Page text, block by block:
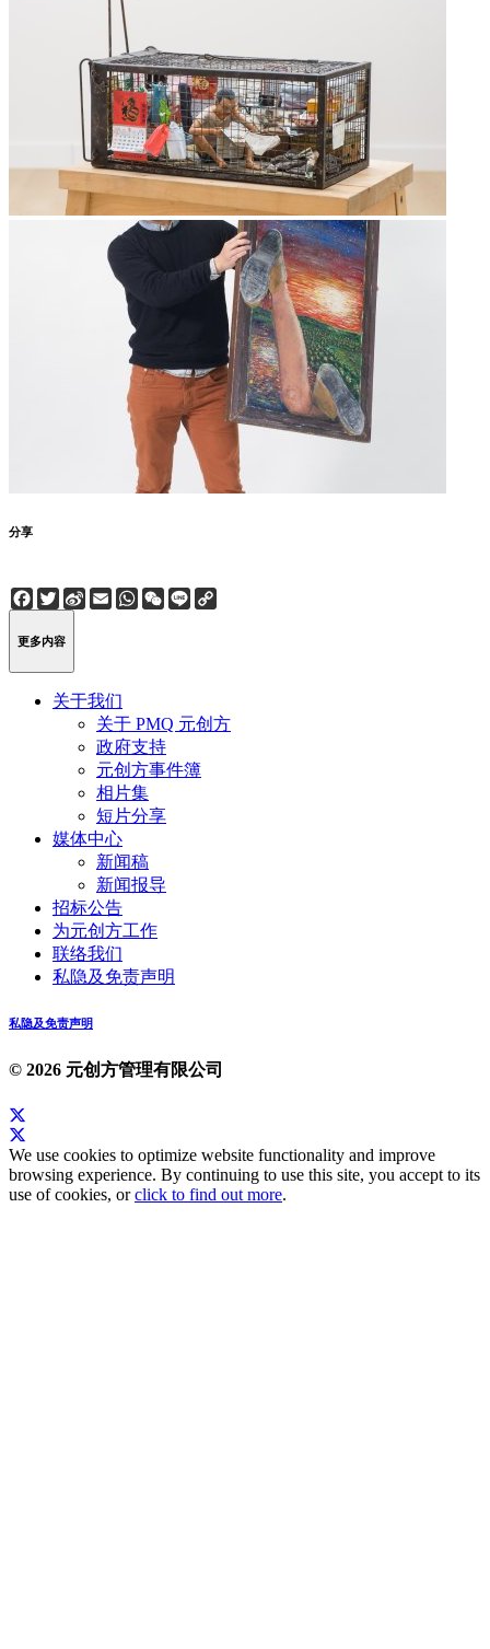
分享
Facebook
Twitter
Sina
Weibo
EmailWhatsApp
WeChat
Line
更多内容
关于我们
关于 PMQ 元创方
政府支持
元创方事件簿
相片集
短片分享
媒体中心
新闻稿
新闻报导
招标公告
为元创方工作
联络我们
私隐及免责声明
私隐及免责声明
© 2026 元创方管理有限公司
We use cookies to optimize website functionality and improve
browsing experience. By continuing to use this site, you accept to its
use of cookies, orclick to find out more.